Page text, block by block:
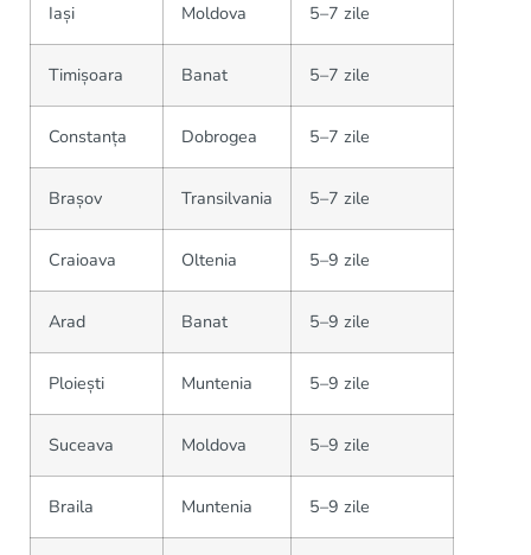
Iași Moldova 5–7 zile
Timișoara Banat 5–7 zile
Constanța Dobrogea 5–7 zile
Brașov Transilvania 5–7 zile
Craioava Oltenia 5–9 zile
Arad Banat 5–9 zile
Ploiești Muntenia 5–9 zile
Suceava Moldova 5–9 zile
Braila Muntenia 5–9 zile